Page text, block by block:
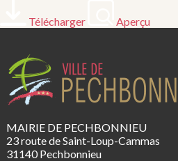
Télécharger Aperçu
MAIRIE DE PECHBONNIEU
23 route de Saint-Loup-Cammas
31140 Pechbonnieu